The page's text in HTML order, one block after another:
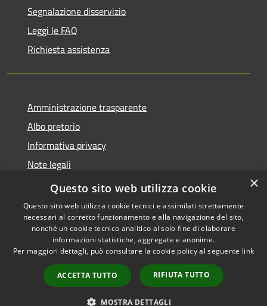
Segnalazione disservizio
Leggi le FAQ
Richiesta assistenza
Amministrazione trasparente
Albo pretorio
Informativa privacy
Note legali
Dichiarazione di accessibilità
Accessibilità
Copyright © 2026 • Comune di
Castellana Grotte • Powered
byMunicipium
Accesso
redazione
×
Questo sito web utilizza cookie
Questo sito web utilizza cookie tecnici e assimilati strettamente
necessari al corretto funzionamento e alla navigazione del sito,
nonché un cookie tecnico analitico al solo fine di elaborare
informazioni statistiche, aggregate e anonime.
Per maggiori dettagli, può consultare la cookie policy al seguente link
ACCETTA TUTTO RIFIUTA TUTTO
MOSTRA DETTAGLI